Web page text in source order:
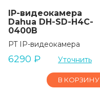
IP-видеокамера
Dahua DH-SD-H4C-
0400B
PT IP-видеокамера
6290 ₽ Уточнить
В КОРЗИНУ